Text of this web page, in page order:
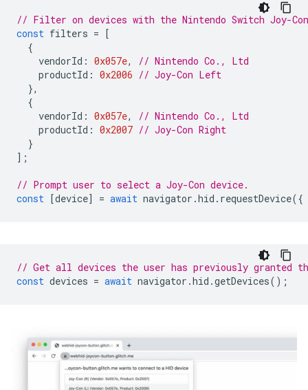
// Filter on devices with the Nintendo Switch Joy-Con
const filters = [
{
vendorId : 0x057e,
// Nintendo Co., Ltd
productId : 0x2006 // Joy-Con Left
},
{
vendorId : 0x057e,
// Nintendo Co., Ltd
productId : 0x2007 // Joy-Con Right
}
];
// Prompt user to select a Joy-Con device.
const [device] = await navigator .hid . requestDevice({
// Get all devices the user has previously granted
const devices = await navigator .hid .getDevices();